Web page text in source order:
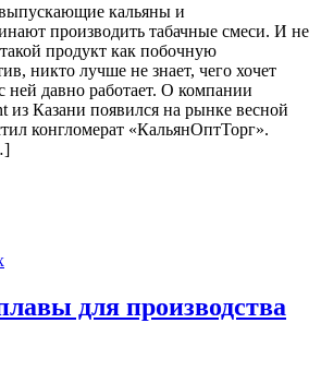
кальяны и
производить табачные смеси. И не
продукт как побочную
никто лучше не знает, чего хочет
ней давно работает. О компании
из Казани появился на рынке весной
конгломерат «КальянОптТорг».
для производства